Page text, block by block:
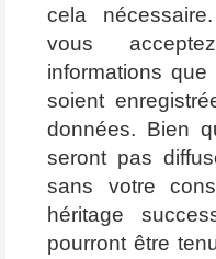
cela
vous
informations
soient
données. Bien
seront pas
sans votre
héritage
pourront être